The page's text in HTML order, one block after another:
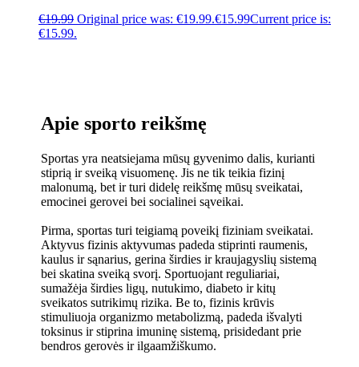
€19.99 Original price was: €19.99.€15.99Current price is:
€15.99.
Apie sporto reikšmę
Sportas yra neatsiejama mūsų gyvenimo dalis, kurianti
stiprią ir sveiką visuomenę. Jis ne tik teikia fizinį
malonumą, bet ir turi didelę reikšmę mūsų sveikatai,
emocinei gerovei bei socialinei sąveikai.
Pirma, sportas turi teigiamą poveikį fiziniam sveikatai.
Aktyvus fizinis aktyvumas padeda stiprinti raumenis,
kaulus ir sąnarius, gerina širdies ir kraujagyslių sistemą
bei skatina sveiką svorį. Sportuojant reguliariai,
sumažėja širdies ligų, nutukimo, diabeto ir kitų
sveikatos sutrikimų rizika. Be to, fizinis krūvis
stimuliuoja organizmo metabolizmą, padeda išvalyti
toksinus ir stiprina imuninę sistemą, prisidedant prie
bendros gerovės ir ilgaamžiškumo.